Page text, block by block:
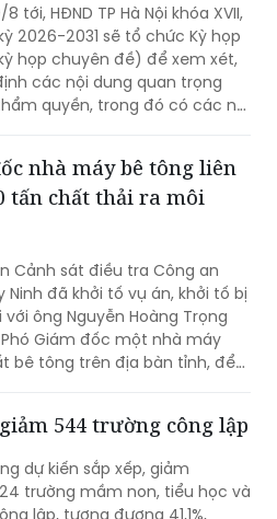
8 tới, HĐND TP Hà Nội khóa XVII,
2026-2031 sẽ tổ chức Kỳ họp
họp chuyên đề) để xem xét,
các nội dung quan trọng
quyền, trong đó có các nội
nhà máy bê tông liên
tấn chất thải ra môi
Cảnh sát điều tra Công an
Ninh đã khởi tố vụ án, khởi tố bị
ông Nguyễn Hoàng Trọng
Giám đốc một nhà máy
bê tông trên địa bàn tỉnh, để
đổ, chôn lấp trái phép hơn
544 trường công lập
dự kiến sắp xếp, giảm
trường mầm non, tiểu học và
lập, tương đương 41,1%,